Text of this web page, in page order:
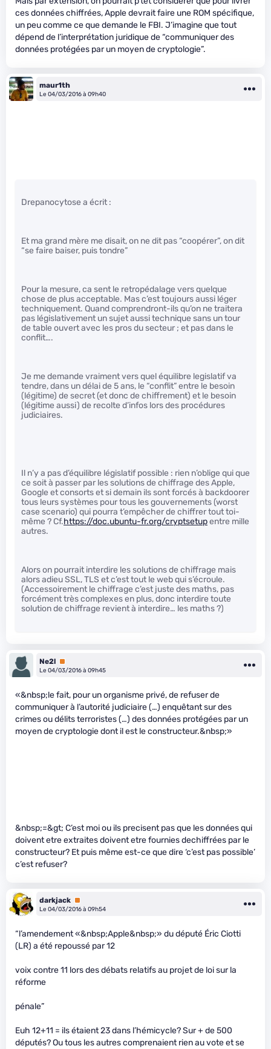
ces données chiffrées, Apple devrait faire une ROM spécifique,
un peu comme ce que demande le FBI. J’imagine que tout
dépend de l’interprétation juridique de “communiquer des
données protégées par un moyen de cryptologie”.
maur1th
Le 04/03/2016 à 09h40
Drepanocytose a écrit :
Et ma grand mère me disait, on ne dit pas “coopérer”, on dit
“se faire baiser, puis tondre”
Pour la mesure, ca sent le retropédalage vers quelque
chose de plus acceptable. Mas c’est toujours aussi léger
techniquement. Quand comprendront-ils qu’on ne traitera
pas législativement un sujet aussi technique sans un tour
de table ouvert avec les pros du secteur ; et pas dans le
conflit….
Je me demande vraiment vers quel équilibre legislatif va
tendre, dans un délai de 5 ans, le “conflit” entre le besoin
(légitime) de secret (et donc de chiffrement) et le besoin
(légitime aussi) de recolte d’infos lors des procédures
judiciaires.
Il n’y a pas d’équilibre législatif possible : rien n’oblige qui que
ce soit à passer par les solutions de chiffrage des Apple,
Google et consorts et si demain ils sont forcés à backdoorer
tous leurs systèmes pour tous les gouvernements (worst
case scenario) qui pourra t’empêcher de chiffrer tout toi-
même ? Cf.https://doc.ubuntu-fr.org/cryptsetupentre mille
autres.
Alors on pourrait interdire les solutions de chiffrage mais
alors adieu SSL, TLS et c’est tout le web qui s’écroule.
(Accessoirement le chiffrage c’est juste des maths, pas
forcément très complexes en plus, donc interdire toute
solution de chiffrage revient à interdire… les maths ?)
Ne2l Premium
Le 04/03/2016 à 09h45
«&nbsp;le fait, pour un organisme privé, de refuser de
communiquer à l’autorité judiciaire (…) enquêtant sur des
crimes ou délits terroristes (…) des données protégées par un
moyen de cryptologie dont il est le constructeur.&nbsp;»
&nbsp;=&gt; C’est moi ou ils precisent pas que les données qui
doivent etre extraites doivent etre fournies dechiffrées par le
constructeur? Et puis même est-ce que dire ‘c’est pas possible’
c’est refuser?
darkjack Premium
Le 04/03/2016 à 09h54
“l’amendement «&nbsp;Apple&nbsp;» du député Éric Ciotti
(LR) a été repoussé par 12
voix contre 11 lors des débats relatifs au projet de loi sur la
réforme
pénale”
Euh 12+11 = ils étaient 23 dans l’hémicycle? Sur + de 500
députés? Ou tous les autres comprenaient rien au vote et se